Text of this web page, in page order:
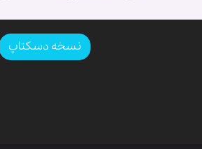
نسخه دسکتاپ